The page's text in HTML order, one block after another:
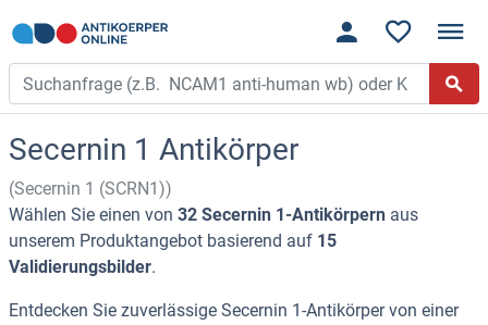
Secernin 1 Antikörper
(Secernin 1 (SCRN1))
Wählen Sie einen von 32 Secernin 1-Antikörpern aus
unserem Produktangebot basierend auf 15
Validierungsbilder.
Entdecken Sie zuverlässige Secernin 1-Antikörper von einer